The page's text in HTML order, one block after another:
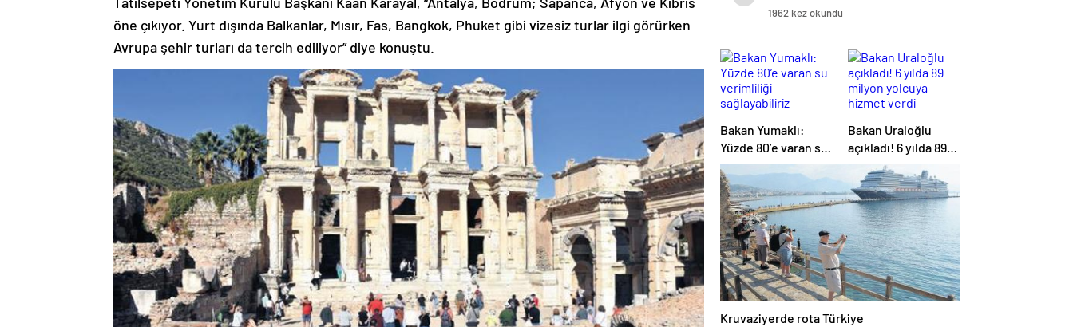
öne çıkıyor. Yurt dışında Balkanlar, Mısır, Fas, Bangkok, Phuket gibi vizesiz turlar ilgi görürken
Avrupa şehir turları da tercih ediliyor” diye konuştu.
1962 kez okundu
Bakan Yumaklı:
Yüzde 80’e varan su
verimliliği
sağlayabiliriz
Bakan Uraloğlu
açıkladı! 6 yılda 89
milyon yolcuya
hizmet verdi
Kruvaziyerde rota Türkiye